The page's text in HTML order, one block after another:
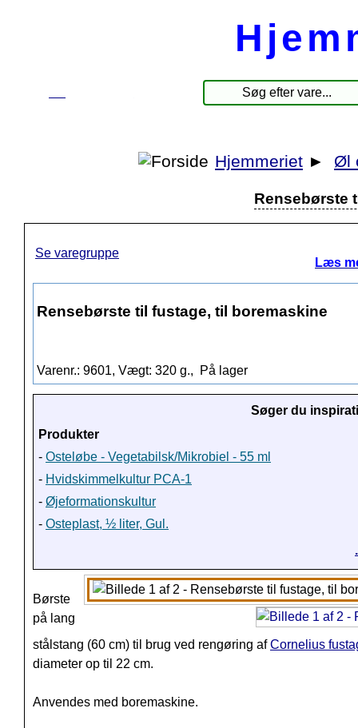
Hjemmeriet ► Øl
Rensebørste
Se varegruppe
Læs
Rensebørste til fustage, til boremaskine
Varenr.: 9601, Vægt: 320 g., På lager
Søger du
Produkter
- Osteløbe - Vegetabilsk/Mikrobiel - 55 ml
- Hvidskimmelkultur PCA-1
- Øjeformationskultur
- Osteplast, ½ liter, Gul.
Børste
på lang
stålstang (60 cm) til brug ved rengøring afCornelius
diameter op til 22 cm.
Anvendes med boremaskine.